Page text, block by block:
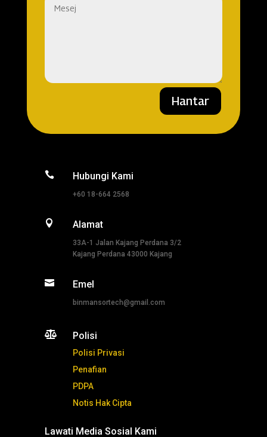
Hantar
 Hubungi Kami
+60 18-664 2568
 Alamat
33A-1 Jalan Kajang Perdana 3/2
Kajang Perdana 43000 Kajang
 Emel
binmansortech@gmail.com
 Polisi
Polisi Privasi
Penafian
PDPA
Notis Hak Cipta
Lawati Media Sosial Kami